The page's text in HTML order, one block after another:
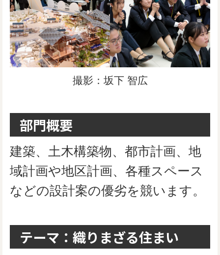
撮影：坂下 智広
部門概要
建築、土木構築物、都市計画、地
域計画や地区計画、各種スペース
などの設計案の優劣を競います。
テーマ：織りまざる住まい